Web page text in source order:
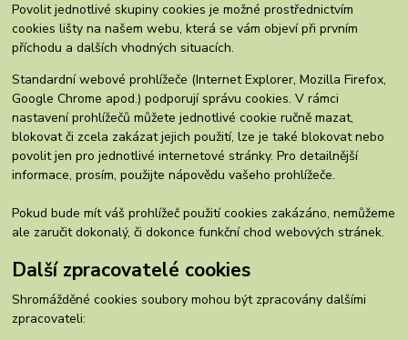
Povolit jednotlivé skupiny cookies je možné prostřednictvím
cookies lišty na našem webu, která se vám objeví při prvním
příchodu a dalších vhodných situacích.
Standardní webové prohlížeče (Internet Explorer, Mozilla Firefox,
Google Chrome apod.) podporují správu cookies. V rámci
nastavení prohlížečů můžete jednotlivé cookie ručně mazat,
blokovat či zcela zakázat jejich použití, lze je také blokovat nebo
povolit jen pro jednotlivé internetové stránky. Pro detailnější
informace, prosím, použijte nápovědu vašeho prohlížeče.
Pokud bude mít váš prohlížeč použití cookies zakázáno, nemůžeme
ale zaručit dokonalý, či dokonce funkční chod webových stránek.
Další zpracovatelé cookies
Shromážděné cookies soubory mohou být zpracovány dalšími
zpracovateli: